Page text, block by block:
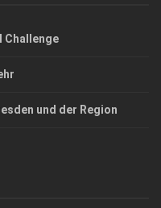
Challenge
und der Region